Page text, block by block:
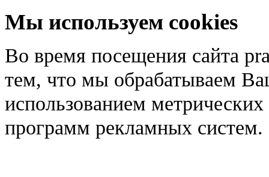
Мы используем cookies
Во время посещения сайта
тем, что мы обрабатываем
использованием
программ рекламных систем.